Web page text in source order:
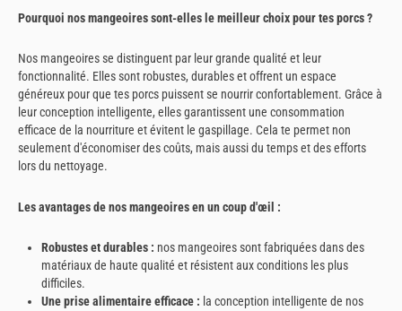
Pourquoi nos mangeoires sont-elles le meilleur choix pour tes porcs ?
Nos mangeoires se distinguent par leur grande qualité et leur
fonctionnalité. Elles sont robustes, durables et offrent un espace
généreux pour que tes porcs puissent se nourrir confortablement. Grâce à
leur conception intelligente, elles garantissent une consommation
efficace de la nourriture et évitent le gaspillage. Cela te permet non
seulement d'économiser des coûts, mais aussi du temps et des efforts
lors du nettoyage.
Les avantages de nos mangeoires en un coup d'œil :
Robustes et durables : nos mangeoires sont fabriquées dans des
matériaux de haute qualité et résistent aux conditions les plus
difficiles.
Une prise alimentaire efficace : la conception intelligente de nos